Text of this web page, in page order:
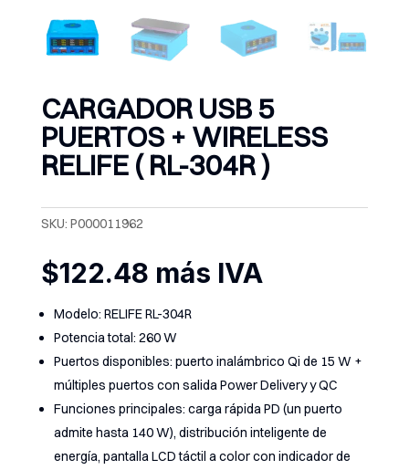
CARGADOR USB 5
PUERTOS + WIRELESS
RELIFE ( RL-304R )
SKU: P000011962
$122.48 más IVA
Modelo: RELIFE RL-304R
Potencia total: 260 W
Puertos disponibles: puerto inalámbrico Qi de 15 W +
múltiples puertos con salida Power Delivery y QC
Funciones principales: carga rápida PD (un puerto
admite hasta 140 W), distribución inteligente de
energía, pantalla LCD táctil a color con indicador de